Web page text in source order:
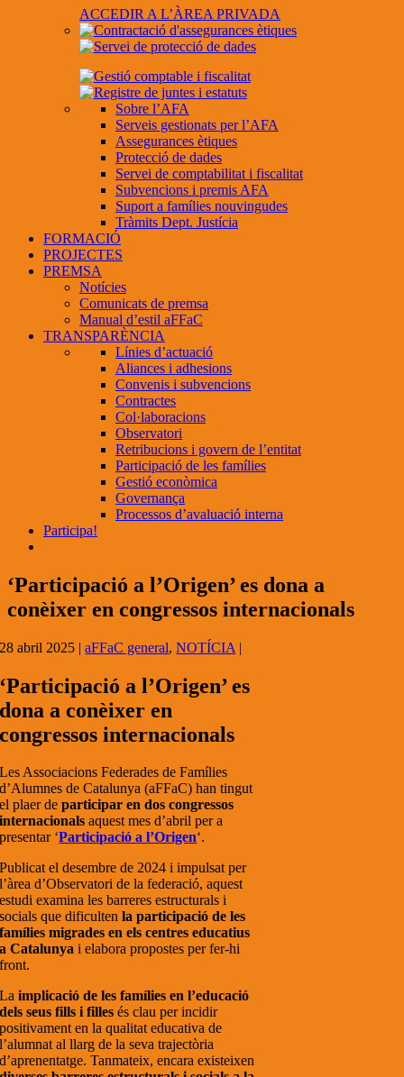
ACCEDIR A L’ÀREA PRIVADA
Sobre l’AFA
Serveis gestionats per l’AFA
Assegurances ètiques
Protecció de dades
Servei de comptabilitat i fiscalitat
Subvencions i premis AFA
Suport a famílies nouvingudes
Tràmits Dept. Justícia
FORMACIÓ
PROJECTES
PREMSA
Notícies
Comunicats de premsa
Manual d’estil aFFaC
TRANSPARÈNCIA
Línies d’actuació
Aliances i adhesions
Convenis i subvencions
Contractes
Col·laboracions
Observatori
Retribucions i govern de l’entitat
Participació de les famílies
Gestió econòmica
Governança
Processos d’avaluació interna
Participa!
‘Participació a l’Origen’ es dona a
conèixer en congressos internacionals
28 abril 2025 |aFFaC general,NOTÍCIA |
‘Participació a l’Origen’ es
dona a conèixer en
congressos internacionals
Les Associacions Federades de Famílies
d’Alumnes de Catalunya (aFFaC) han tingut
el plaer departicipar en dos congressos
internacionals aquest mes d’abril per a
presentar ‘Participació a l’Origen‘.
Publicat el desembre de 2024 i impulsat per
l’àrea d’Observatori de la federació, aquest
estudi examina les barreres estructurals i
socials que dificultenla participació de les
famílies migrades en els centres educatius
a Catalunya i elabora propostes per fer-hi
front.
Laimplicació de les famílies en l’educació
dels seus fills i filles és clau per incidir
positivament en la qualitat educativa de
l’alumnat al llarg de la seva trajectòria
d’aprenentatge. Tanmateix, encara existeixen